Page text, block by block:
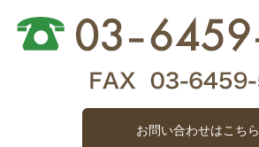
お問い合わせはこちら